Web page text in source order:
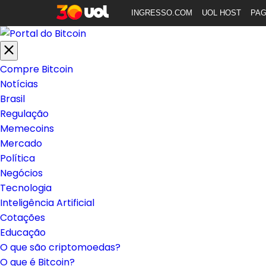
INGRESSO.COM UOL HOST
Compre Bitcoin
Notícias
Brasil
Regulação
Memecoins
Mercado
Política
Negócios
Tecnologia
Inteligência Artificial
Cotações
Educação
O que são criptomoedas?
O que é Bitcoin?